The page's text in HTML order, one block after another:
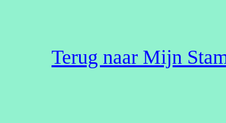
Terug naar Mijn